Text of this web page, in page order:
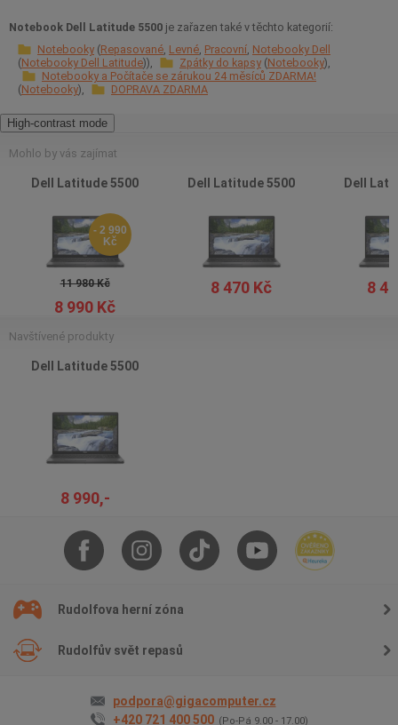
Notebook Dell Latitude 5500 je zařazen také v těchto kategorií:
Notebooky Repasované Levné Pracovní Notebooky Dell
Notebooky Dell Latitude
Zpátky do kapsy Notebooky
Notebooky a Počítače se zárukou 24 měsíců ZDARMA!
Notebooky
DOPRAVA ZDARMA
High-contrast mode
Mohlo by vás zajímat
Dell Latitude 5500
- 2 990
Kč
11 980 Kč
8 990 Kč
Dell Latitude 5500
8 470 Kč
Dell
8
Navštívené produkty
Dell Latitude 5500
8 990,-
Rudolfova herní zóna
Rudolfův svět repasů
podpora@gigacomputer.cz
+420 721 400 500 (Po-Pá 9.00 - 17.00)